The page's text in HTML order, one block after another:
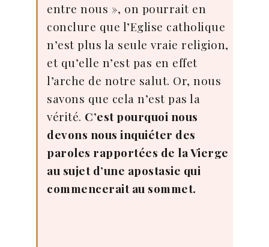
entre nous », on pourrait en
conclure que l’Eglise catholique
n’est plus la seule vraie religion,
et qu’elle n’est pas en effet
l’arche de notre salut. Or, nous
savons que cela n’est pas la
vérité. C’est pourquoi nous
devons nous inquiéter des
paroles rapportées de la Vierge
au sujet d’une apostasie qui
commencerait au sommet.